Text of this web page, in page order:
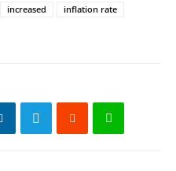
increased
inflation rate